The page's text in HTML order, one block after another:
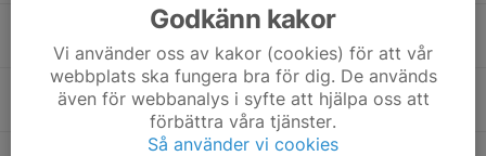
Godkänn kakor
Vi använder oss av kakor (cookies) för att vår
webbplats ska fungera bra för dig. De används
även för webbanalys i syfte att hjälpa oss att
förbättra våra tjänster.
Så använder vi cookies